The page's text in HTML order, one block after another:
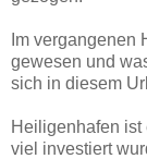
Im vergangenen
gewesen und
sich in diesem
Heiligenhafen ist
viel investiert